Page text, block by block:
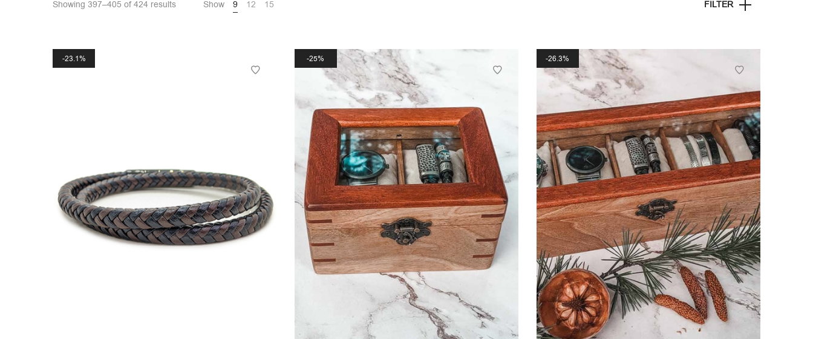
Showing 397–405 of 424 results Show 9 12 15 FILTER
23.1% 25% 26.3%